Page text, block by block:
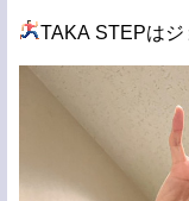
TAKA STEPは